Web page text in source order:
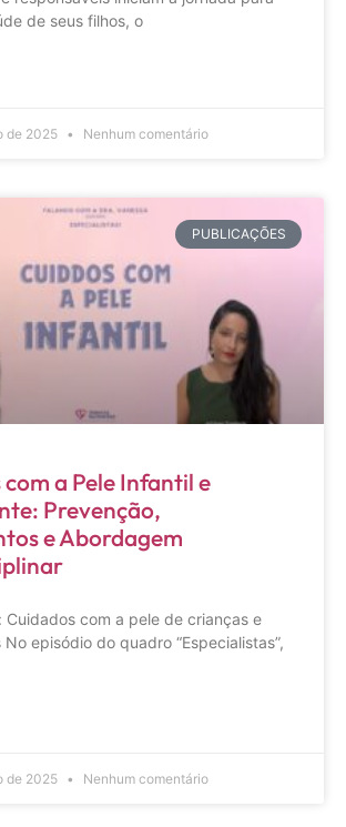
de seus filhos, o
de 2025 Nenhum comentário
PUBLICAÇÕES
a Pele Infantil e
Prevenção,
e Abordagem
Cuidados com a pele de crianças e
episódio do quadro “Especialistas”,
de 2025 Nenhum comentário